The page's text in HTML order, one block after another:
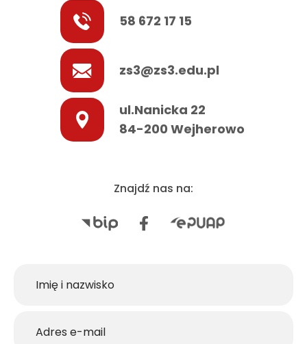
58 672 17 15
zs3@zs3.edu.pl
ul.Nanicka 22
84-200 Wejherowo
Znajdź nas na: